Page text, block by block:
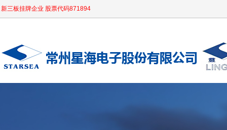
新三板挂牌企业 股票代码871894